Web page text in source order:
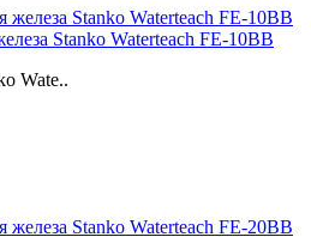
Stanko Waterteach FE-10BB
Wate..